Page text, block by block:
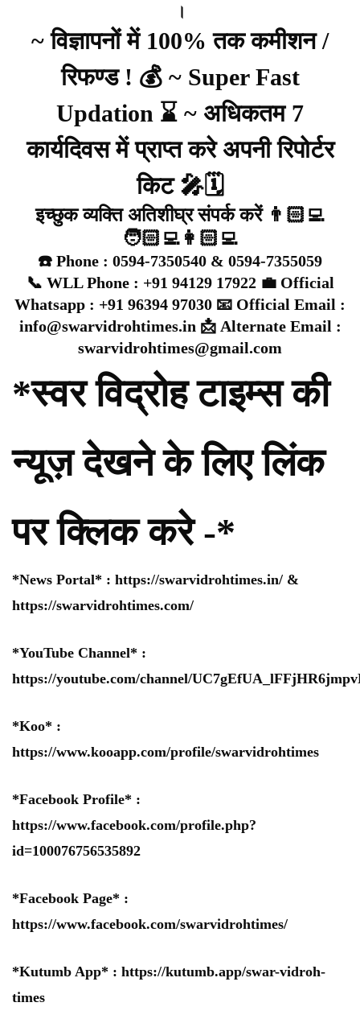
।
~ विज्ञापनों में 100% तक कमीशन /
रिफण्ड ! 💰 ~ Super Fast
Updation ⌛ ~ अधिकतम 7
कार्यदिवस में प्राप्त करे अपनी रिपोर्टर
किट 🎤🗓️
इच्छुक व्यक्ति अतिशीघ्र संपर्क करें 👨🏻‍💻
🧑🏻‍💻👩🏻‍💻
☎️ Phone : 0594-7350540 & 0594-7355059
📞 WLL Phone : +91 94129 17922 💼 Official
Whatsapp : +91 96394 97030 📧 Official Email :
info@swarvidrohtimes.in 📩 Alternate Email :
swarvidrohtimes@gmail.com
*स्वर विद्रोह टाइम्स की
न्यूज़ देखने के लिए लिंक
पर क्लिक करे -*
*News Portal* : https://swarvidrohtimes.in/ &
https://swarvidrohtimes.com/
*YouTube Channel* :
https://youtube.com/channel/
*Koo* :
https://www.kooapp.com/profile/swarvidrohtimes
*Facebook Profile* :
https://www.facebook.com/profile.php?
id=100076756535892
*Facebook Page* :
https://www.facebook.com/swarvidrohtimes/
*Kutumb App* : https://kutumb.app/swar-vidroh-
times